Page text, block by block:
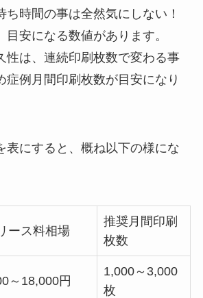
ち時間の事は全然気にしない！
目安になる数値があります。
性は、連続印刷枚数で変わる事
症例月間印刷枚数が目安になり
表にすると、概ね以下の様にな
ース料相場
推奨月間印刷
枚数
～18,000円
1,000～3,000
枚